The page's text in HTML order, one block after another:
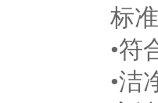
标准
•符合
•洁净